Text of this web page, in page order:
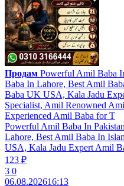
Продам Powerful Amil Baba
Baba In Lahore, Best Amil
Baba UK USA, Kala Jadu
Specialist, Amil Renowned
Experienced Amil Baba for T
Powerful Amil Baba In
Lahore, Best Amil Baba In
USA, Kala Jadu Expert Amil
123 ₽
3 0
06.08.202616:13